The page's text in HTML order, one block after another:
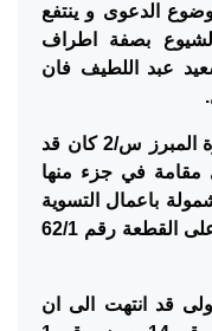
الدعوى و ينتفع
بصفة اطراف
عبد اللطيف فان
و تشير المحكمة الى ان تقرير الخبرة المبرز س/2 كان قد
مقامة في جزء منها
رقم 62/1 حوض 1 المشمولة باعمال التسوية
بينما جزء اخر من تلك الابنية واقعة على القطعة رقم 62/1
قد انتهت الى ان